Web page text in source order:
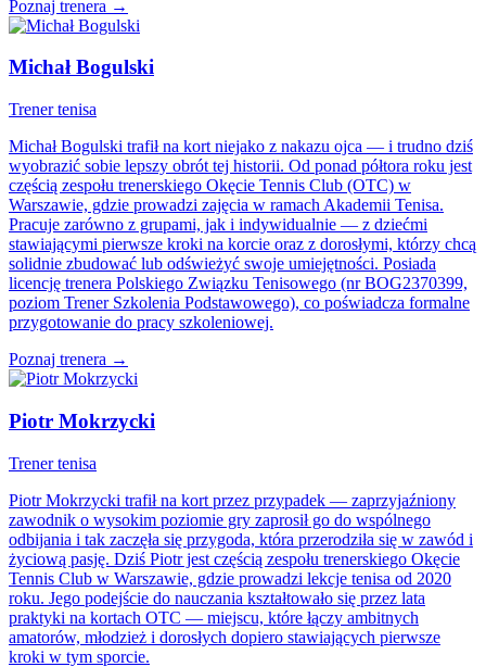
Poznaj trenera →
Michał Bogulski
Trener tenisa
Michał Bogulski trafił na kort niejako z nakazu ojca — i trudno dziś
wyobrazić sobie lepszy obrót tej historii. Od ponad półtora roku jest
częścią zespołu trenerskiego Okęcie Tennis Club (OTC) w
Warszawie, gdzie prowadzi zajęcia w ramach Akademii Tenisa.
Pracuje zarówno z grupami, jak i indywidualnie — z dziećmi
stawiającymi pierwsze kroki na korcie oraz z dorosłymi, którzy chcą
solidnie zbudować lub odświeżyć swoje umiejętności. Posiada
licencję trenera Polskiego Związku Tenisowego (nr BOG2370399,
poziom Trener Szkolenia Podstawowego), co poświadcza formalne
przygotowanie do pracy szkoleniowej.
Poznaj trenera →
Piotr Mokrzycki
Trener tenisa
Piotr Mokrzycki trafił na kort przez przypadek — zaprzyjaźniony
zawodnik o wysokim poziomie gry zaprosił go do wspólnego
odbijania i tak zaczęła się przygoda, która przerodziła się w zawód i
życiową pasję. Dziś Piotr jest częścią zespołu trenerskiego Okęcie
Tennis Club w Warszawie, gdzie prowadzi lekcje tenisa od 2020
roku. Jego podejście do nauczania kształtowało się przez lata
praktyki na kortach OTC — miejscu, które łączy ambitnych
amatorów, młodzież i dorosłych dopiero stawiających pierwsze
kroki w tym sporcie.